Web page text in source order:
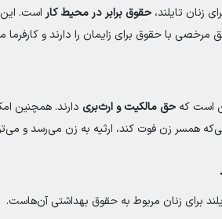
زنان تایلند،حقوق برابر در محیط کار است.
مرخصی با حقوق برای زایمان را دارند و
است کهحق مالکیت و ارث‌بری دارند. همچنین
همسر زن فوت کند، ارثیه به زن می‌رسد و
برای زنان مربوط به حقوق بهداشتی آن‌هاست.